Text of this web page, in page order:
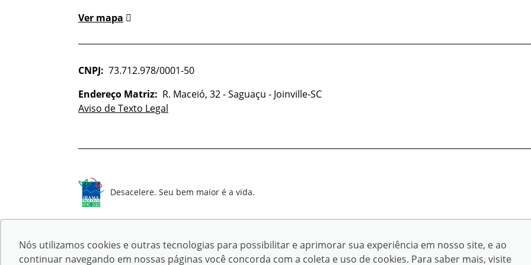
Ver mapa
CNPJ: 73.712.978/0001-50
Endereço Matriz: R. Maceió, 32 - Saguaçu - Joinville-SC
Aviso de Texto Legal
Desacelere. Seu bem maior é a vida.
Nós utilizamos cookies e outras tecnologias para possibilitar e aprimorar sua experiência em nosso site, e ao
continuar navegando em nossas páginas você concorda com a coleta e uso de cookies. Para saber mais, visite